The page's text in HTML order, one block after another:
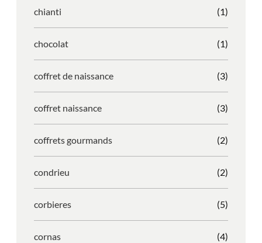
chianti (1)
chocolat (1)
coffret de naissance (3)
coffret naissance (3)
coffrets gourmands (2)
condrieu (2)
corbieres (5)
cornas (4)